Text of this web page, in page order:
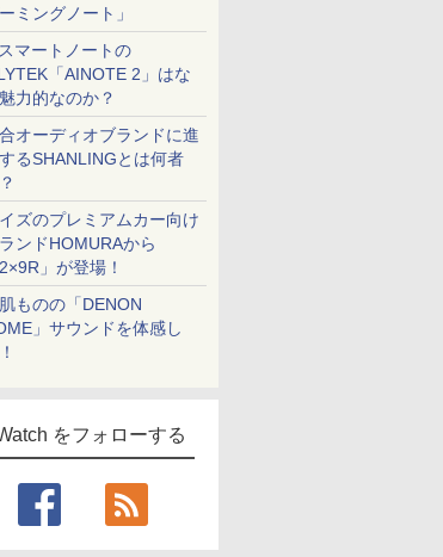
ミングノート」
マートノートの
「AINOTE 2」はな
力的なのか？
オーディオブランドに進
るSHANLINGとは何者
ズのプレミアムカー向け
ンドHOMURAから
2×9R」が登場！
ものの「DENON
」サウンドを体感し
をフォローする